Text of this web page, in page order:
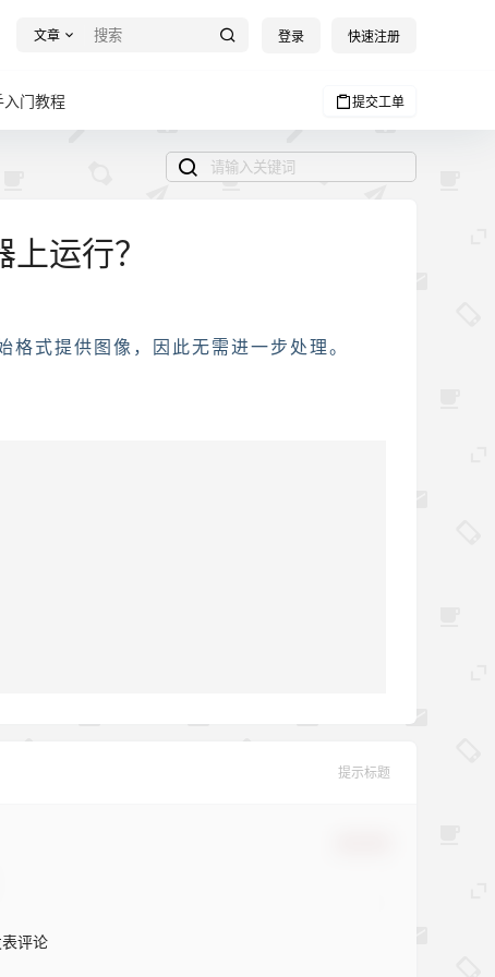
文章 登录 快速注册
入门教程 提交工单
运行？
式提供图像，因此无需进一步处理。
提示标题
评论